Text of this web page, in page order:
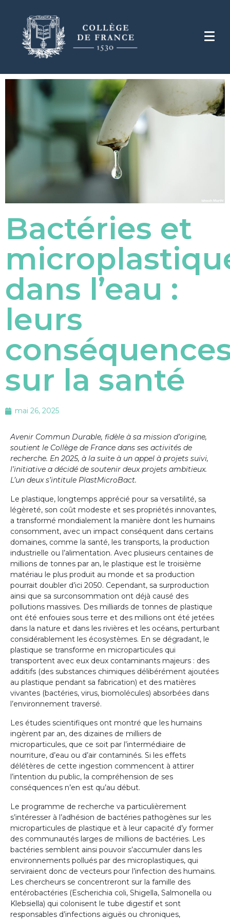
Bactéries et
dans l’eau :
leurs
sur la santé
mai 26, 2025
Avenir Commun Durable, fidèle à sa mission d’origine,
soutient le Collège de France dans ses activités de
recherche. En 2025, à la suite à un appel à projets suivi,
l’initiative a décidé de soutenir deux projets ambitieux.
L’un deux s’intitule PlastMicroBact.
Le plastique, longtemps apprécié pour sa versatilité, sa
légèreté, son coût modeste et ses propriétés innovantes,
a transformé mondialement la manière dont les humains
consomment, avec un impact conséquent dans certains
domaines, comme la santé, les transports, la production
industrielle ou l’alimentation. Avec plusieurs centaines de
millions de tonnes par an, le plastique est le troisième
matériau le plus produit au monde et sa production
pourrait doubler d’ici 2050. Cependant, sa surproduction
ainsi que sa surconsommation ont déjà causé des
pollutions massives. Des milliards de tonnes de plastique
ont été enfouies sous terre et des millions ont été jetées
dans la nature et dans les rivières et les océans, perturbant
considérablement les écosystèmes. En se dégradant, le
plastique se transforme en microparticules qui
transportent avec eux deux contaminants majeurs : des
additifs (des substances chimiques délibérément ajoutées
au plastique pendant sa fabrication) et des matières
vivantes (bactéries, virus, biomolécules) absorbées dans
l’environnement traversé.
Les études scientifiques ont montré que les humains
ingèrent par an, des dizaines de milliers de
microparticules, que ce soit par l’intermédiaire de
nourriture, d’eau ou d’air contaminés. Si les effets
délétères de cette ingestion commencent à attirer
l’intention du public, la compréhension de ses
conséquences n’en est qu’au début.
Le programme de recherche va particulièrement
s’intéresser à l’adhésion de bactéries pathogènes sur les
microparticules de plastique et à leur capacité d’y former
des communautés larges de millions de bactéries. Les
bactéries semblent ainsi pouvoir s’accumuler dans les
environnements pollués par des microplastiques, qui
serviraient donc de vecteurs pour l’infection des humains.
Les chercheurs se concentreront sur la famille des
entérobactéries (Escherichia coli, Shigella, Salmonella ou
Klebsiella) qui colonisent le tube digestif et sont
responsables d’infections aiguës ou chroniques,